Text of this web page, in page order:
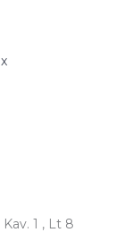
1 , Lt 8